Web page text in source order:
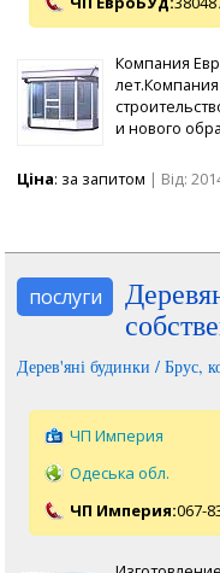
Компания
и нового
Ціна: за запитом | Від:
послуги
Деревянные дома со сруба на
Дерев'яні будинки / Брус,
ЧП Империя
Одеська обл.
ЧП Империя:067-